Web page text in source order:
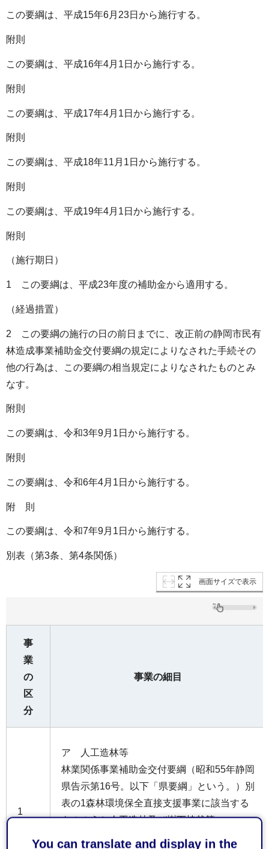
You can translate and display in the
この要綱は、平成15年6月23日から施行する。
附則
この要綱は、平成16年4月1日から施行する。
附則
この要綱は、平成17年4月1日から施行する。
附則
この要綱は、平成18年11月1日から施行する。
附則
この要綱は、平成19年4月1日から施行する。
附則
（施行期日）
1 この要綱は、平成23年度の補助金から適用する。
（経過措置）
2 この要綱の施行の日の前日までに、改正前の静岡市民有
林造成事業補助金交付要綱の規定によりなされた手続その
他の行為は、この要綱の相当規定によりなされたものとみ
なす。
附則
この要綱は、令和3年9月1日から施行する。
附則
この要綱は、令和6年4月1日から施行する。
附 則
この要綱は、令和7年9月1日から施行する。
別表（第3条、第4条関係）
画面サイズで表示
事
業
の
区
分
事業の細目
1
環境
ア 人工造林等
林業関係事業補助金交付要綱（昭和55年静岡
県告示第16号。以下「県要綱」という。）別
表の1森林環境保全直接支援事業に該当する
もののうち人工造林及び樹下植栽等